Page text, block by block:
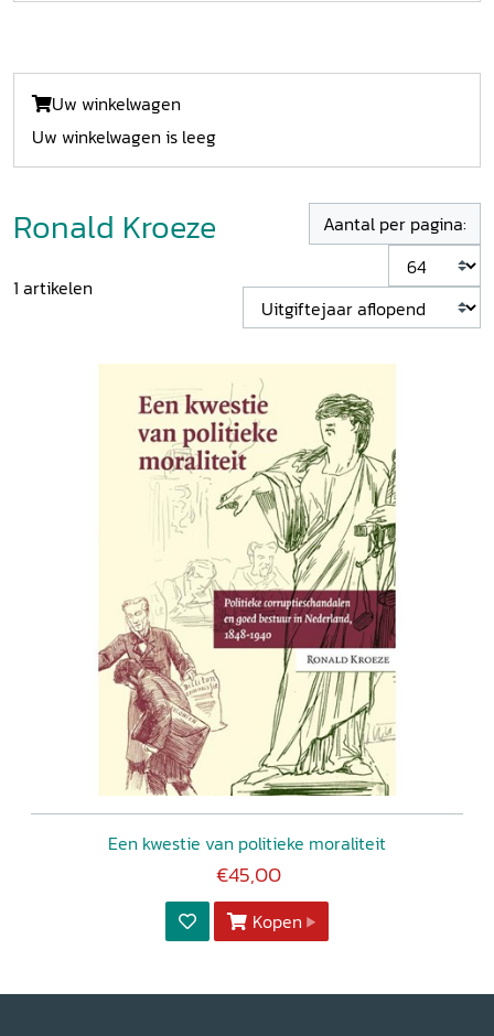
Uw winkelwagen
Uw winkelwagen is leeg
Ronald Kroeze
1 artikelen
Aantal per pagina:
Een kwestie van politieke moraliteit
€45,00
Kopen